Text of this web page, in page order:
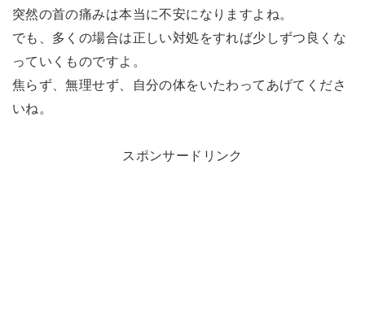
突然の首の痛みは本当に不安になりますよね。
でも、多くの場合は正しい対処をすれば少しずつ良くな
っていくものですよ。
焦らず、無理せず、自分の体をいたわってあげてくださ
いね。
スポンサードリンク